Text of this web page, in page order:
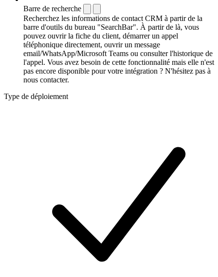
Barre de recherche
Recherchez les informations de contact CRM à partir de la
barre d'outils du bureau "SearchBar". À partir de là, vous
pouvez ouvrir la fiche du client, démarrer un appel
téléphonique directement, ouvrir un message
email/WhatsApp/Microsoft Teams ou consulter l'historique de
l'appel. Vous avez besoin de cette fonctionnalité mais elle n'est
pas encore disponible pour votre intégration ? N'hésitez pas à
nous contacter.
Type de déploiement